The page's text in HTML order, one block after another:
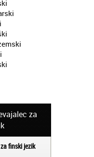
za
finski jezik